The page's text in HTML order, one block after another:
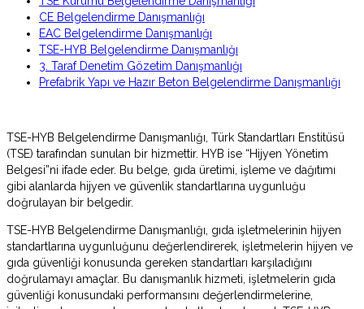
CE Belgelendirme Danışmanlığı
EAC Belgelendirme Danışmanlığı
TSE-HYB Belgelendirme Danışmanlığı
3. Taraf Denetim Gözetim Danışmanlığı
Prefabrik Yapı ve Hazır Beton Belgelendirme Danışmanlığı
TSE-HYB Belgelendirme Danışmanlığı, Türk Standartları Enstitüsü
(TSE) tarafından sunulan bir hizmettir. HYB ise “Hijyen Yönetim
Belgesi”ni ifade eder. Bu belge, gıda üretimi, işleme ve dağıtımı
gibi alanlarda hijyen ve güvenlik standartlarına uygunluğu
doğrulayan bir belgedir.
TSE-HYB Belgelendirme Danışmanlığı, gıda işletmelerinin hijyen
standartlarına uygunluğunu değerlendirerek, işletmelerin hijyen ve
gıda güvenliği konusunda gereken standartları karşıladığını
doğrulamayı amaçlar. Bu danışmanlık hizmeti, işletmelerin gıda
güvenliği konusundaki performansını değerlendirmelerine,